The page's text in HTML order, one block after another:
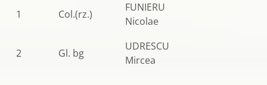
1 Col.(rz.)
FUNIERU
Nicolae
2 Gl. bg
UDRESCU
Mircea